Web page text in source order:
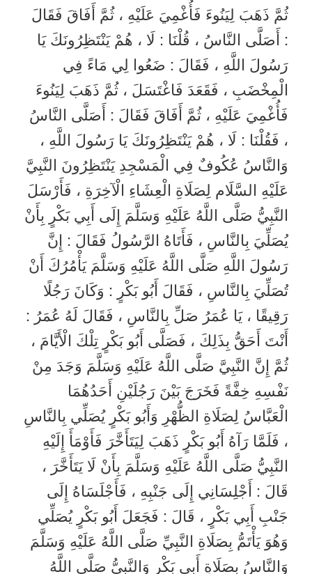
ثُمَّ ذَهَبَ لِيَنُوءَ فَأُغْمِيَ عَلَيْهِ ، ثُمَّ أَفَاقَ فَقَالَ
: أَصَلَّى النَّاسُ ، قُلْنَا : لَا ، هُمْ يَنْتَظِرُونَكَ يَا
رَسُولَ اللَّهِ ، فَقَالَ : ضَعُوا لِي مَاءً فِي
الْمِخْضَبِ ، فَقَعَدَ فَاغْتَسَلَ ، ثُمَّ ذَهَبَ لِيَنُوءَ
فَأُغْمِيَ عَلَيْهِ ، ثُمَّ أَفَاقَ فَقَالَ : أَصَلَّى النَّاسُ
، فَقُلْنَا : لَا ، هُمْ يَنْتَظِرُونَكَ يَا رَسُولَ اللَّهِ ،
وَالنَّاسُ عُكُوفٌ فِي الْمَسْجِدِ يَنْتَظِرُونَ النَّبِيَّ
عَلَيْهِ السَّلَام لِصَلَاةِ الْعِشَاءِ الْآخِرَةِ ، فَأَرْسَلَ
النَّبِيُّ صَلَّى اللَّهُ عَلَيْهِ وَسَلَّمَ إِلَى أَبِي بَكْرٍ بِأَنْ
يُصَلِّيَ بِالنَّاسِ ، فَأَتَاهُ الرَّسُولُ فَقَالَ : إِنَّ
رَسُولَ اللَّهِ صَلَّى اللَّهُ عَلَيْهِ وَسَلَّمَ يَأْمُرُكَ أَنْ
تُصَلِّيَ بِالنَّاسِ ، فَقَالَ أَبُو بَكْرٍ : وَكَانَ رَجُلًا
رَقِيقًا ، يَا عُمَرُ صَلِّ بِالنَّاسِ ، فَقَالَ لَهُ عُمَرُ :
أَنْتَ أَحَقُّ بِذَلِكَ ، فَصَلَّى أَبُو بَكْرٍ تِلْكَ الْأَيَّامَ ،
ثُمَّ إِنَّ النَّبِيَّ صَلَّى اللَّهُ عَلَيْهِ وَسَلَّمَ وَجَدَ مِنْ
نَفْسِهِ خِفَّةً فَخَرَجَ بَيْنَ رَجُلَيْنِ أَحَدُهُمَا
الْعَبَّاسُ لِصَلَاةِ الظُّهْرِ وَأَبُو بَكْرٍ يُصَلِّي بِالنَّاسِ
، فَلَمَّا رَآهُ أَبُو بَكْرٍ ذَهَبَ لِيَتَأَخَّرَ فَأَوْمَأَ إِلَيْهِ
النَّبِيُّ صَلَّى اللَّهُ عَلَيْهِ وَسَلَّمَ بِأَنْ لَا يَتَأَخَّرَ ،
قَالَ : أَجْلِسَانِي إِلَى جَنْبِهِ ، فَأَجْلَسَاهُ إِلَى
جَنْبِ أَبِي بَكْرٍ ، قَالَ : فَجَعَلَ أَبُو بَكْرٍ يُصَلِّي
وَهُوَ يَأْتَمُّ بِصَلَاةِ النَّبِيِّ صَلَّى اللَّهُ عَلَيْهِ وَسَلَّمَ
وَالنَّاسُ بِصَلَاةِ أَبِي بَكْرٍ وَالنَّبِيُّ صَلَّى اللَّهُ